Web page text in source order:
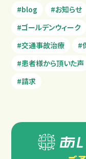
#blog #お知らせ
#ゴールデンウィーク
#交通事故治療
#
#患者様から頂いた声
#請求